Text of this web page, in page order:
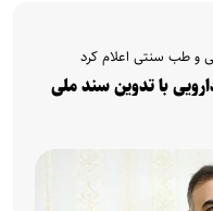
و طب سنتی اعلام کرد
با تدوین سند ملی